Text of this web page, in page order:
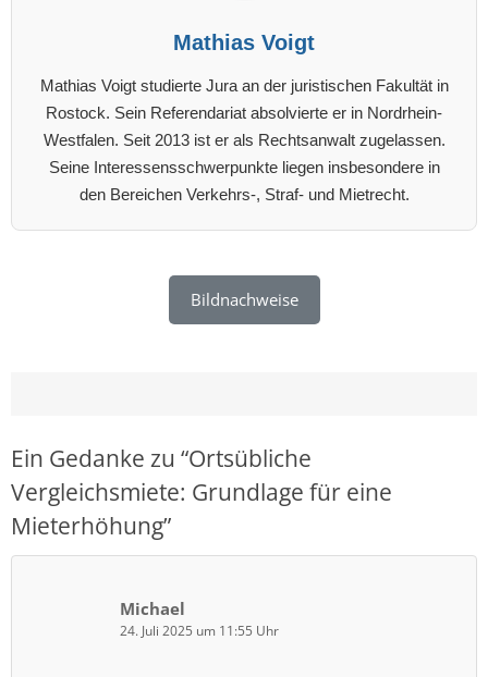
Mathias Voigt
Mathias Voigt studierte Jura an der juristischen Fakultät in
Rostock. Sein Referendariat absolvierte er in Nordrhein-
Westfalen. Seit 2013 ist er als Rechtsanwalt zugelassen.
Seine Interessensschwerpunkte liegen insbesondere in
den Bereichen Verkehrs-, Straf- und Mietrecht.
Bildnachweise
Ein Gedanke zu “Ortsübliche
Vergleichsmiete: Grundlage für eine
Mieterhöhung”
Michael
24. Juli 2025 um 11:55 Uhr